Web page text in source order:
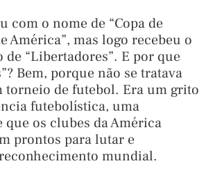
com o nome de “Copa de
América”, mas logo recebeu o
“Libertadores”. E por que
Bem, porque não se tratava
torneio de futebol. Era um grito
futebolística, uma
que os clubes da América
prontos para lutar e
mundial.